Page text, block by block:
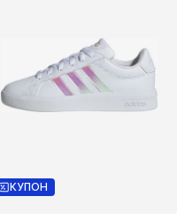
КУПОН